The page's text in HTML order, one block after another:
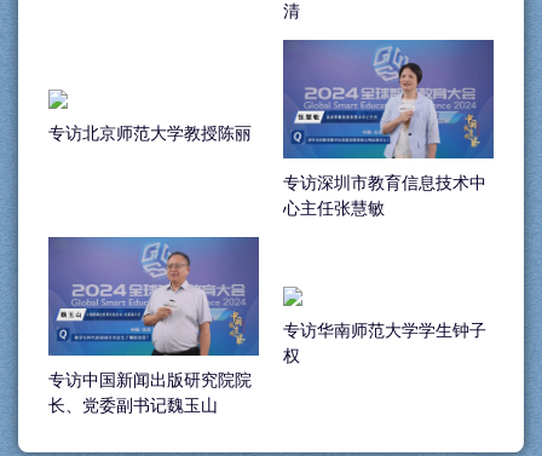
清
专访北京师范大学教授陈丽
专访深圳市教育信息技术中
心主任张慧敏
专访中国新闻出版研究院院
长、党委副书记魏玉山
专访华南师范大学学生钟子
权